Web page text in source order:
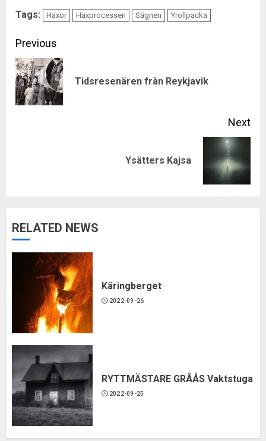
Tags: Häxor Häxprocessen Sägnen Yrollpacka
Continue
Reading
Previous
Tidsresenären från Reykjavik
Next
Ysätters Kajsa
RELATED NEWS
Käringberget
2022-09-26
RYTTMÄSTARE GRÅÅS Vaktstuga
2022-09-25